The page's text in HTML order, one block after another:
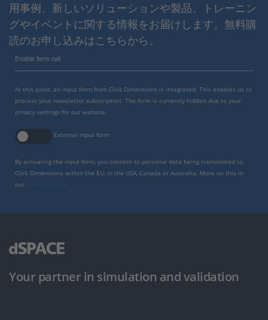
用事例、新しいソリューションや製品、トレーニン
グやイベントに関する情報をお届けします。無料購
読のお申し込みはこちらから。
Enable form call
At this point, an input form from Click Dimensions is integrated. This enables us to
process your newsletter subscription. The form is currently hidden due to your
privacy settings for our website.
External input form
By activating the input form, you consent to personal data being transmitted to
Click Dimensions within the EU, in the USA, Canada or Australia. More on this in
our
.
Your partner in simulation and validation